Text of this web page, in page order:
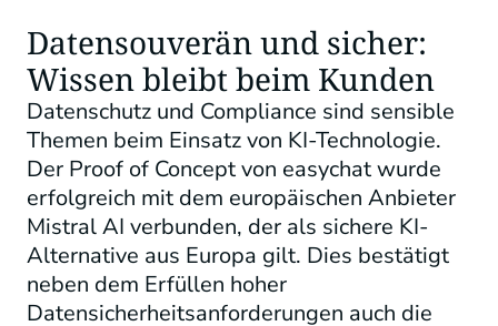
Datensouverän und sicher:
Wissen bleibt beim Kunden
Datenschutz und Compliance sind sensible
Themen beim Einsatz von KI-Technologie.
Der Proof of Concept von easychat wurde
erfolgreich mit dem europäischen Anbieter
Mistral AI verbunden, der als sichere KI-
Alternative aus Europa gilt. Dies bestätigt
neben dem Erfüllen hoher
Datensicherheitsanforderungen auch die